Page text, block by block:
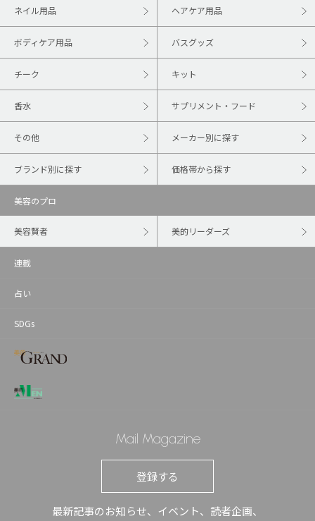
ネイル用品 ヘアケア用品
ボディケア用品 バスグッズ
チーク キット
香水 サプリメント・フード
その他 メーカー別に探す
ブランド別に探す 価格帯から探す
美容のプロ
美容賢者 美的リーダーズ
連載
占い
SDGs
Mail Magazine
登録する
最新記事のお知らせ、イベント、読者企画、